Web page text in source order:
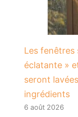
Les fenêtres
éclatante »
seront
ingrédients
6 août 2026